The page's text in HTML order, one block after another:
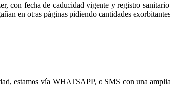
con fecha de caducidad vigente y registro
en otras páginas pidiendo cantidades
estamos vía WHATSAPP, o SMS con una